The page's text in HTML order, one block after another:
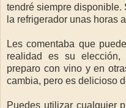
tendré siempre
la refrigerador unas horas
Les comentaba que
realidad es su
preparo con vino y en
cambia, pero es delicioso
Puedes utilizar cualquier